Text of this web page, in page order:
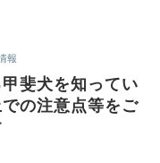
報
斐犬を知ってい
の注意点等をご